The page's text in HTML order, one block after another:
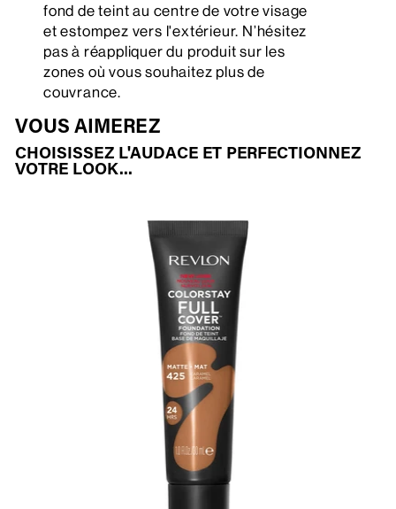
fond de teint au centre de votre visage
et estompez vers l'extérieur. N’hésitez
pas à réappliquer du produit sur les
zones où vous souhaitez plus de
couvrance.
VOUS AIMEREZ
CHOISISSEZ L'AUDACE ET PERFECTIONNEZ
VOTRE LOOK...